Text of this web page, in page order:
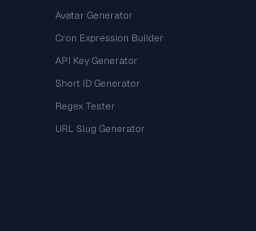
Avatar Generator
Cron Expression Builder
API Key Generator
Short ID Generator
Regex Tester
URL Slug Generator